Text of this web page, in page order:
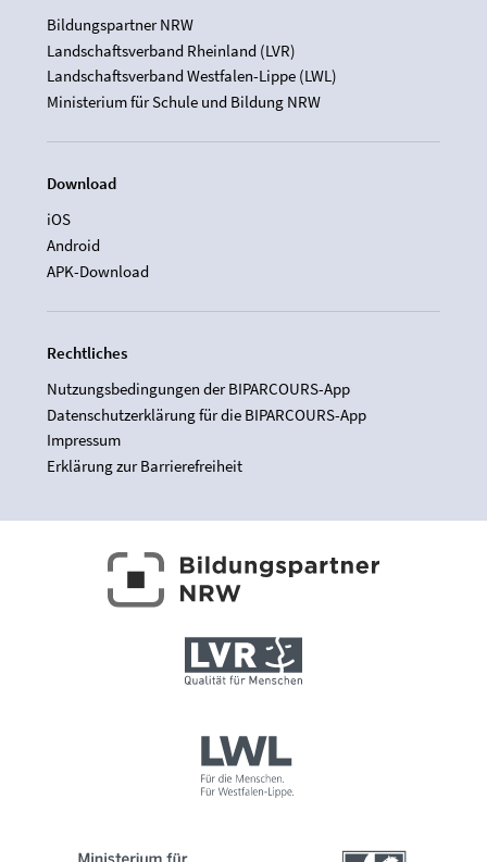
Bildungspartner NRW
Landschaftsverband Rheinland (LVR)
Landschaftsverband Westfalen-Lippe (LWL)
Ministerium für Schule und Bildung NRW
Download
iOS
Android
APK-Download
Rechtliches
Nutzungsbedingungen der BIPARCOURS-App
Datenschutzerklärung für die BIPARCOURS-App
Impressum
Erklärung zur Barrierefreiheit